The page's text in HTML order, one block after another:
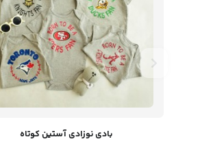
بادی نوزادی آستین کوتاه